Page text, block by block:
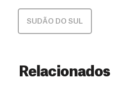
SUDÃO DO SUL
Relacionados